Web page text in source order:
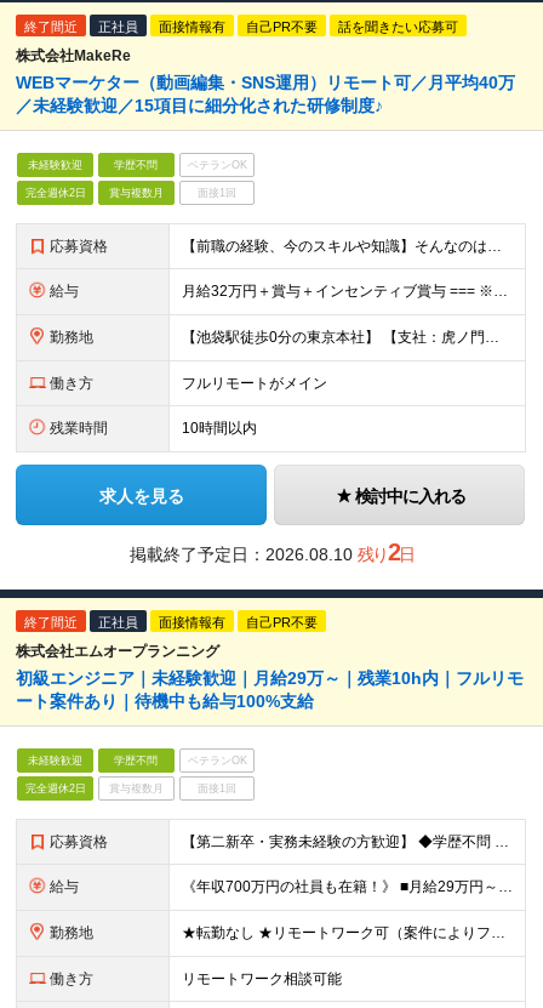
終了間近 正社員 面接情報有 自己PR不要 話を聞きたい応募可
株式会社MakeRe
WEBマーケター（動画編集・SNS運用）リモート可／月平均40万
／未経験歓迎／15項目に細分化された研修制度♪
未経験歓迎 学歴不問 ベテランOK
完全週休2日 賞与複数月 面接1回
応募資格 【前職の経験、今のスキルや知識】そんなのはどうでも良い！ 挑戦する人を歓迎する会社です。 ／ 挑戦する者を応援する会社 ーChallenge Yourselfー ＼ ＃未経験歓迎 ＃学歴不問 ＃
給与 月給32万円＋賞与＋インセンティブ賞与 === ※研修期間中の給与 〇経験者（マーケティング・営業・対人業務経験者） ＞月給27万円 〇未経験 ＞月給25万円 ☆研修期間中であっても6ヶ月後業績
勤務地 【池袋駅徒歩0分の東京本社】 【支社：虎ノ門、丸の内、銀座、新宿、渋谷、名古屋、大阪、博多】で募集スタート！ ※転勤はございません。 ☆東京本社 東京都豊島区西池袋1-11-1 メトロポリタンプラ
働き方 フルリモートがメイン
残業時間 10時間以内
求人を見る 検討中に入れる
掲載終了予定日： 2026.08.10 残り2日
終了間近 正社員 面接情報有 自己PR不要
株式会社エムオープランニング
初級エンジニア｜未経験歓迎｜月給29万～｜残業10h内｜フルリモ
ート案件あり｜待機中も給与100%支給
未経験歓迎 学歴不問 ベテランOK
完全週休2日 賞与複数月 面接1回
応募資格 【第二新卒・実務未経験の方歓迎】 ◆学歴不問 ◆実務未経験OK └ITスクールで勉強された方や独学でプログラミングを勉強したことがある方、 ブランクがある方も大歓迎です！ ★「未経験」のあなたの能
給与 《年収700万円の社員も在籍！》 ■月給29万円～75万円＋業績賞与 ※経験・年齢・スキルを考慮し決定します ※残業代は1分単位で全額支給します ※試用期間（3ヶ月）あり。期間中の雇用形態・その他待
勤務地 ★転勤なし ★リモートワーク可（案件によりフルリモートあり） 本社（東京都千代田区神田須田町1－26 芝信神田ビル10F） および東京都、神奈川県、埼玉県、千葉県のクライアント先にて勤務いただきます
働き方 リモートワーク相談可能